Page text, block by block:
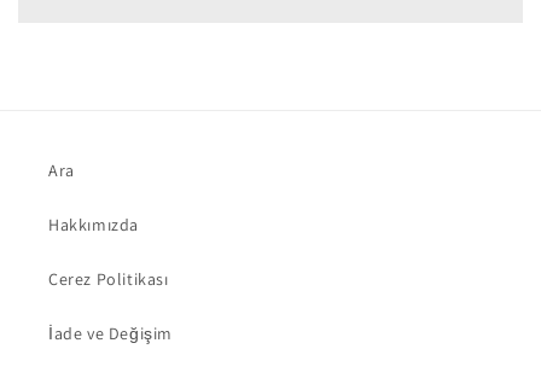
Ara
Hakkımızda
Çerez Politikası
İade ve Değişim